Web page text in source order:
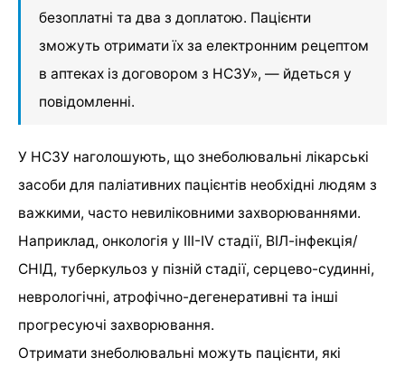
безоплатні та два з доплатою. Пацієнти
зможуть отримати їх за електронним рецептом
в аптеках із договором з НСЗУ», — йдеться у
повідомленні.
У НСЗУ наголошують, що знеболювальні лікарські
засоби для паліативних пацієнтів необхідні людям з
важкими, часто невиліковними захворюваннями.
Наприклад, онкологія у ІІІ-ІV стадії, ВІЛ-інфекція/
СНІД, туберкульоз у пізній стадії, серцево-судинні,
неврологічні, атрофічно-дегенеративні та інші
прогресуючі захворювання.
Отримати знеболювальні можуть пацієнти, які